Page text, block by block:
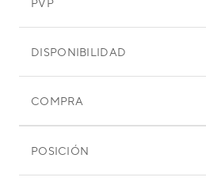
PVP
DISPONIBILIDAD
COMPRA
POSICIÓN